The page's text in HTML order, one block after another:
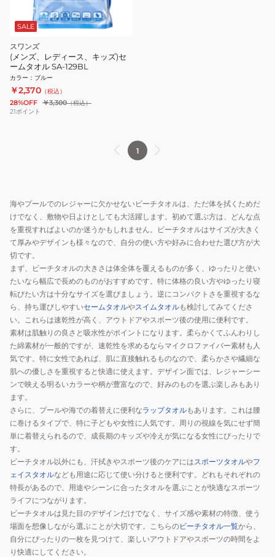
SALE
スワンズ
(メンズ、レディース、キッズ)セ
ームタオル SA-129BL
カラー ： ブルー
￥2,370 （税込）
28%OFF ￥3,300（税込）
21ポイント
1
海やプールでのレジャーに欠かせないビーチタオルは、ただ体を拭くためだ
けでなく、敷物や日よけとしても大活躍します。初めて選ぶ方は、どんな点
を重視すればよいのか迷うかもしれません。ビーチタオルはサイズが大きく
て厚みやデザインも様々なので、自分の使い方や好みに合わせた選び方が大
切です。
まず、ビーチタオルの大きさは体全体を覆えるものが多く、ゆったりと使い
たいなら幅広で長めのものがおすすめです。特に体格の良い方やゆったり寝
転びたい方は十分なサイズを選びましょう。逆にコンパクトさを重視するな
ら、持ち運びしやすいセームタオルやスイムタオルも検討してみてくださ
い。これらは速乾性が高く、アウトドアやスポーツ後の使用に便利です。
素材は肌触りの良さと吸水性がポイントになります。柔らかくてふんわりし
た綿素材が一般的ですが、速乾性を求めるならマイクロファイバー素材も人
気です。特に女性であれば、肌に直接触れるものなので、柔らかさや繊細な
肌への優しさを重視すると快適に使えます。デザイン面では、レジャーシー
ンで映える明るいカラーや柄が豊富なので、好みのものを選ぶ楽しみもあり
ます。
さらに、プールや海での着替えに便利なラップタオルもあります。これは腰
に巻けるタイプで、特に子どもや女性に人気です。周りの視線を気にせず簡
単に着替えられるので、成長期のキッズや冷えが気になる女性にぴったりで
す。
ビーチタオル以外にも、汗拭きやスポーツ後のケアにはスポーツタオルやフ
ェイスタオルなども用途に応じて使い分けると便利です。どれもそれぞれの
特長があるので、用途やシーンに合ったタオルを選ぶことが快適なスポーツ
ライフにつながります。
ビーチタオルは見た目のデザインだけでなく、サイズ感や素材の特徴、使う
場面を想像しながら選ぶことが大切です。こちらのビーチタオル一覧から、
自分にぴったりの一枚を見つけて、楽しいアウトドアやスポーツの時間をよ
り快適にしてください。